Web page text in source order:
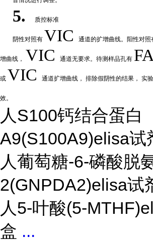
5. 质控标准
阴性对照有 VIC通道的扩增曲线。阳性对照
增曲线， VIC通道无要求。待测样品孔有
或 VIC 通道扩增曲线， 排除假阴性的结果， 实
效。
人S100钙结合蛋白
A9(S100A9)elisa试
人葡萄糖-6-磷酸脱
2(GNPDA2)elisa试
人5-叶酸(5-
盒 ...